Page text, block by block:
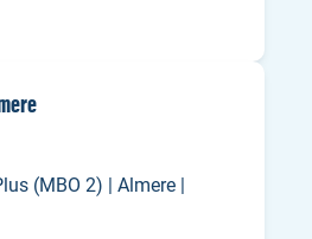
(MBO 2) | Almere |